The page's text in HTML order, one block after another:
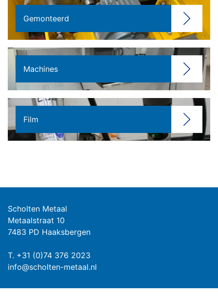
Gemonteerd
Machines
Film
Scholten Metaal
Metaalstraat 10
7483 PD Haaksbergen
T. +31 (0)74 376 2023
info@scholten-metaal.nl